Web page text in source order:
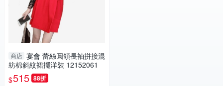
商店 宴會 蕾絲圓領長袖拼接混
紡棉斜紋裙擺洋裝 12152061
$515 88折